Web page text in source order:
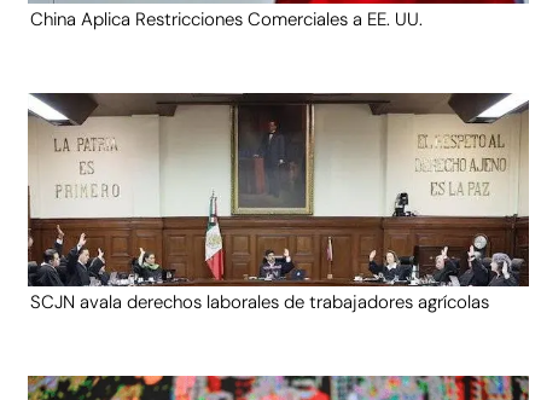
China Aplica Restricciones Comerciales a EE. UU.
SCJN avala derechos laborales de trabajadores agrícolas